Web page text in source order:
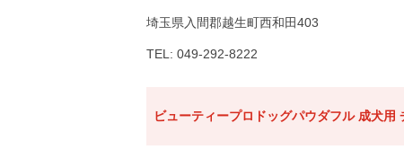
埼玉県入間郡越生町西和田403
TEL: 049-292-8222
ビューティープロドッグパウダフル 成犬